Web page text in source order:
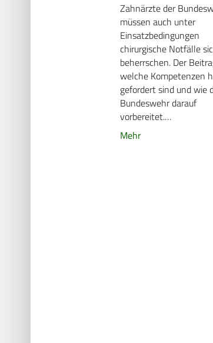
Zahnärzte der
müssen auch unter
Einsatzbedingungen
chirurgische Notfälle
beherrschen. Der
welche Kompetenzen
gefordert sind und wie
Bundeswehr darauf
vorbereitet.…
Mehr